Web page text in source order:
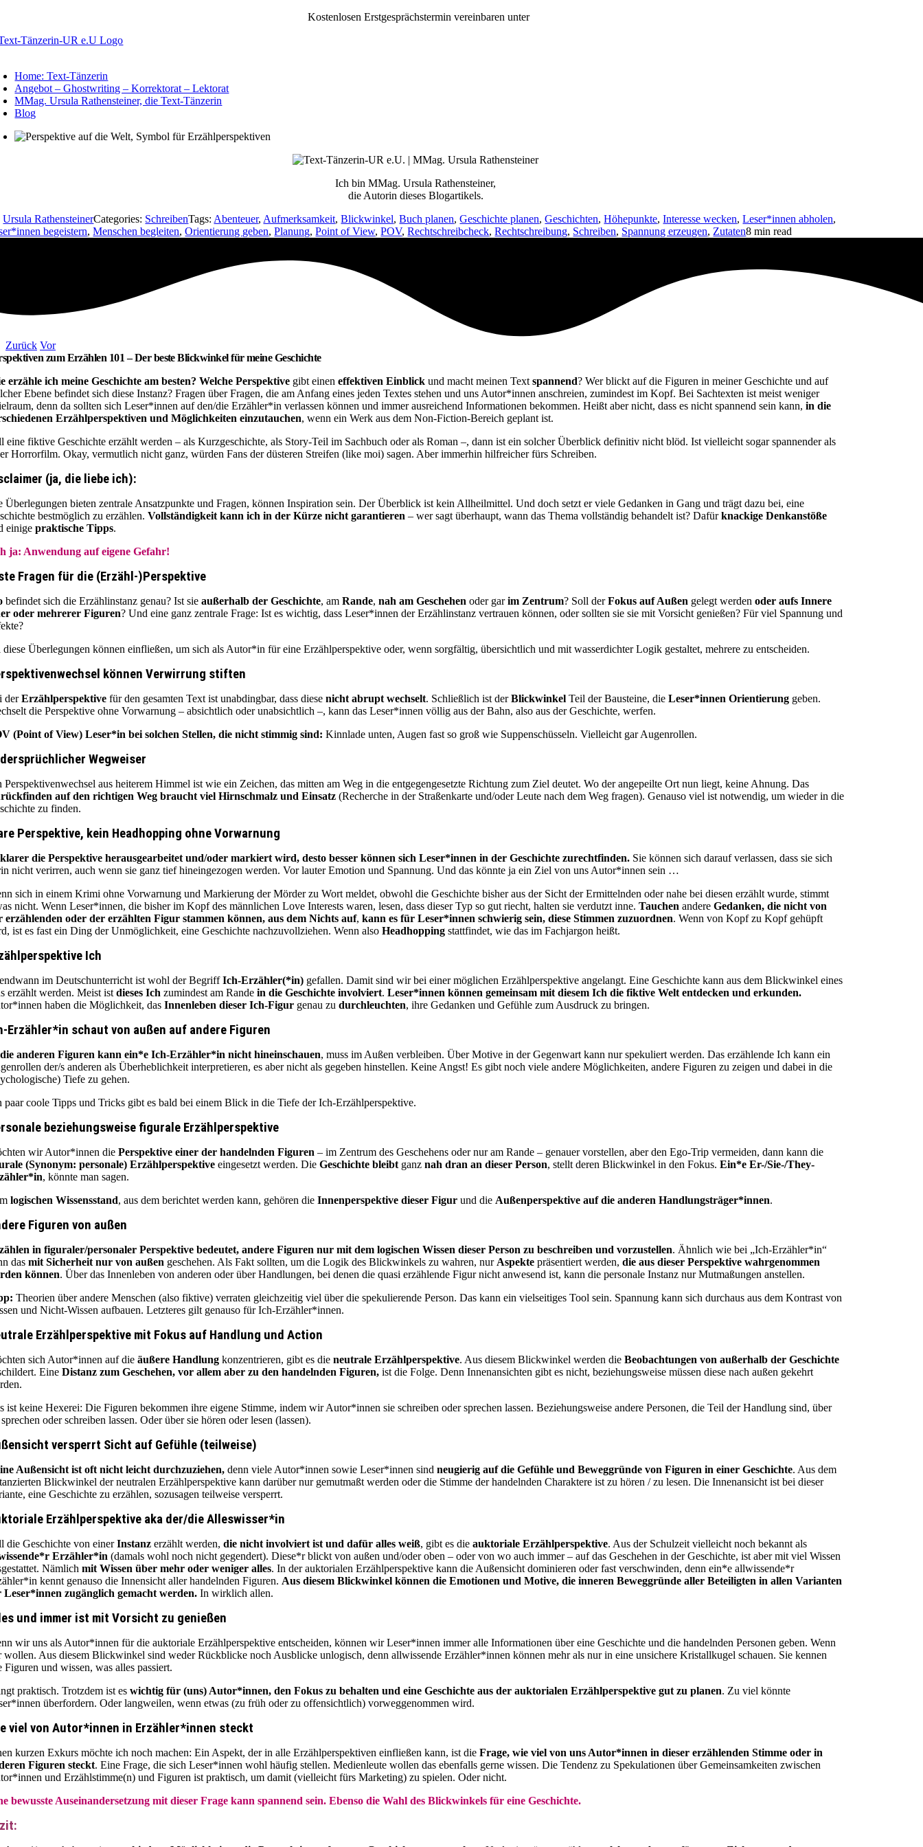
springen
Kostenlosen Erstgesprächstermin vereinbaren unter
Home: Text-Tänzerin
Angebot – Ghostwriting – Korrektorat – Lektorat
MMag. Ursula Rathensteiner, die Text-Tänzerin
Blog
Ich bin MMag. Ursula Rathensteiner,
die Autorin dieses Blogartikels.
Ursula RathensteinerCategories: SchreibenTags: Abenteuer, Aufmerksamkeit,Blickwinkel,Buch planen,Geschichte planen,Geschichten,Höhepunkte,Interesse wecken,Leser*innen abholen,
begeistern,Menschen begleiten,Orientierung geben,Planung,Point of View,POV,Rechtschreibcheck,Rechtschreibung, Schreiben, Spannung erzeugen, Zutaten8 min read
Zurück Vor
zum Erzählen 101 – Der beste Blickwinkel für meine Geschichte
erzähle ich meine Geschichte am besten? Welche Perspektive gibt eineneffektiven Einblick und macht meinen Textspannend? Wer blickt auf die Figuren in meiner Geschichte und auf
Ebene befindet sich diese Instanz? Fragen über Fragen, die am Anfang eines jeden Textes stehen und uns Autor*innen anschreien, zumindest im Kopf. Bei Sachtexten ist meist weniger
denn da sollten sich Leser*innen auf den/die Erzähler*in verlassen können und immer ausreichend Informationen bekommen. Heißt aber nicht, dass es nicht spannend sein kann,in die
Erzählperspektiven und Möglichkeiten einzutauchen, wenn ein Werk aus dem Non-Fiction-Bereich geplant ist.
eine fiktive Geschichte erzählt werden – als Kurzgeschichte, als Story-Teil im Sachbuch oder als Roman –, dann ist ein solcher Überblick definitiv nicht blöd. Ist vielleicht sogar spannender als
Horrorfilm. Okay, vermutlich nicht ganz, würden Fans der düsteren Streifen (like moi) sagen. Aber immerhin hilfreicher fürs Schreiben.
(ja, die liebe ich):
Überlegungen bieten zentrale Ansatzpunkte und Fragen, können Inspiration sein. Der Überblick ist kein Allheilmittel. Und doch setzt er viele Gedanken in Gang und trägt dazu bei, eine
bestmöglich zu erzählen.Vollständigkeit kann ich in der Kürze nicht garantieren – wer sagt überhaupt, wann das Thema vollständig behandelt ist? Dafürknackige Denkanstöße
einigepraktische Tipps.
ja: Anwendung auf eigene Gefahr!
Fragen für die (Erzähl-)Perspektive
befindet sich die Erzählinstanz genau? Ist sieaußerhalb der Geschichte, amRande,nah am Geschehen oder garim Zentrum? Soll derFokus auf Außen gelegt werdenoder aufs Innere
oder mehrerer Figuren? Und eine ganz zentrale Frage: Ist es wichtig, dass Leser*innen der Erzählinstanz vertrauen können, oder sollten sie sie mit Vorsicht genießen? Für viel Spannung und
Überlegungen können einfließen, um sich als Autor*in für eine Erzählperspektive oder, wenn sorgfältig, übersichtlich und mit wasserdichter Logik gestaltet, mehrere zu entscheiden.
können Verwirrung stiften
derErzählperspektive für den gesamten Text ist unabdingbar, dass diese nicht abrupt wechselt. Schließlich ist derBlickwinkel Teil der Bausteine, dieLeser*innen Orientierung geben.
die Perspektive ohne Vorwarnung – absichtlich oder unabsichtlich –, kann das Leser*innen völlig aus der Bahn, also aus der Geschichte, werfen.
(Point of View) Leser*in bei solchen Stellen, die nicht stimmig sind: Kinnlade unten, Augen fast so groß wie Suppenschüsseln. Vielleicht gar Augenrollen.
Wegweiser
Perspektivenwechsel aus heiterem Himmel ist wie ein Zeichen, das mitten am Weg in die entgegengesetzte Richtung zum Ziel deutet. Wo der angepeilte Ort nun liegt, keine Ahnung. Das
auf den richtigen Weg braucht viel Hirnschmalz und Einsatz (Recherche in der Straßenkarte und/oder Leute nach dem Weg fragen). Genauso viel ist notwendig, um wieder in die
zu finden.
Perspektive, kein Headhopping ohne Vorwarnung
die Perspektive herausgearbeitet und/oder markiert wird, desto besser können sich Leser*innen in der Geschichte zurechtfinden. Sie können sich darauf verlassen, dass sie sich
nicht verirren, auch wenn sie ganz tief hineingezogen werden. Vor lauter Emotion und Spannung. Und das könnte ja ein Ziel von uns Autor*innen sein …
sich in einem Krimi ohne Vorwarnung und Markierung der Mörder zu Wort meldet, obwohl die Geschichte bisher aus der Sicht der Ermittelnden oder nahe bei diesen erzählt wurde, stimmt
nicht. Wenn Leser*innen, die bisher im Kopf des männlichen Love Interests waren, lesen, dass dieser Typ so gut riecht, halten sie verdutzt inne.Tauchen andereGedanken, die nicht von
erzählenden oder der erzählten Figur stammen können, aus dem Nichts auf,kann es für Leser*innen schwierig sein, diese Stimmen zuzuordnen. Wenn von Kopf zu Kopf gehüpft
ist es fast ein Ding der Unmöglichkeit, eine Geschichte nachzuvollziehen. Wenn alsoHeadhopping stattfindet, wie das im Fachjargon heißt.
Ich
im Deutschunterricht ist wohl der BegriffIch-Erzähler(*in) gefallen. Damit sind wir bei einer möglichen Erzählperspektive angelangt. Eine Geschichte kann aus dem Blickwinkel eines
erzählt werden. Meist istdieses Ich zumindest am Randein die Geschichte involviert.Leser*innen können gemeinsam mit diesem Ich die fiktive Welt entdecken und erkunden.
haben die Möglichkeit, dasInnenleben dieser Ich-Figur genau zudurchleuchten, ihre Gedanken und Gefühle zum Ausdruck zu bringen.
Erzähler*in schaut von außen auf andere Figuren
anderen Figuren kann ein*e Ich-Erzähler*in nicht hineinschauen, muss im Außen verbleiben. Über Motive in der Gegenwart kann nur spekuliert werden. Das erzählende Ich kann ein
der/s anderen als Überheblichkeit interpretieren, es aber nicht als gegeben hinstellen. Keine Angst! Es gibt noch viele andere Möglichkeiten, andere Figuren zu zeigen und dabei in die
Tiefe zu gehen.
paar coole Tipps und Tricks gibt es bald bei einem Blick in die Tiefe der Ich-Erzählperspektive.
beziehungsweise figurale Erzählperspektive
wir Autor*innen diePerspektive einer der handelnden Figuren – im Zentrum des Geschehens oder nur am Rande – genauer vorstellen, aber den Ego-Trip vermeiden, dann kann die
(Synonym: personale) Erzählperspektive eingesetzt werden. Die Geschichte bleibt ganznah dran an dieser Person, stellt deren Blickwinkel in den Fokus.Ein*e Er-/Sie-/They-
, könnte man sagen.
logischen Wissensstand, aus dem berichtet werden kann, gehören dieInnenperspektive dieser Figur und die Außenperspektive auf die anderen Handlungsträger*innen.
Figuren von außen
in figuraler/personaler Perspektive bedeutet, andere Figuren nur mit dem logischen Wissen dieser Person zu beschreiben und vorzustellen. Ähnlich wie bei „Ich-Erzähler*in“
dasmit Sicherheit nur von außen geschehen. Als Fakt sollten, um die Logik des Blickwinkels zu wahren, nur Aspekte präsentiert werden,die aus dieser Perspektive wahrgenommen
können. Über das Innenleben von anderen oder über Handlungen, bei denen die quasi erzählende Figur nicht anwesend ist, kann die personale Instanz nur Mutmaßungen anstellen.
Theorien über andere Menschen (also fiktive) verraten gleichzeitig viel über die spekulierende Person. Das kann ein vielseitiges Tool sein. Spannung kann sich durchaus aus dem Kontrast von
und Nicht-Wissen aufbauen. Letzteres gilt genauso für Ich-Erzähler*innen.
Erzählperspektive mit Fokus auf Handlung und Action
sich Autor*innen auf dieäußere Handlung konzentrieren, gibt es dieneutrale Erzählperspektive. Aus diesem Blickwinkel werden dieBeobachtungen von außerhalb der Geschichte
EineDistanz zum Geschehen, vor allem aber zu den handelnden Figuren, ist die Folge. Denn Innenansichten gibt es nicht, beziehungsweise müssen diese nach außen gekehrt
ist keine Hexerei: Die Figuren bekommen ihre eigene Stimme, indem wir Autor*innen sie schreiben oder sprechen lassen. Beziehungsweise andere Personen, die Teil der Handlung sind, über
oder schreiben lassen. Oder über sie hören oder lesen (lassen).
versperrt Sicht auf Gefühle (teilweise)
Außensicht ist oft nicht leicht durchzuziehen, denn viele Autor*innen sowie Leser*innen sindneugierig auf die Gefühle und Beweggründe von Figuren in einer Geschichte. Aus dem
Blickwinkel der neutralen Erzählperspektive kann darüber nur gemutmaßt werden oder die Stimme der handelnden Charaktere ist zu hören / zu lesen. Die Innenansicht ist bei dieser
eine Geschichte zu erzählen, sozusagen teilweise versperrt.
Erzählperspektive aka der/die Alleswisser*in
die Geschichte von einerInstanz erzählt werden,die nicht involviert ist und dafür alles weiß, gibt es dieauktoriale Erzählperspektive. Aus der Schulzeit vielleicht noch bekannt als
Erzähler*in (damals wohl noch nicht gegendert). Diese*r blickt von außen und/oder oben – oder von wo auch immer – auf das Geschehen in der Geschichte, ist aber mit viel Wissen
Nämlichmit Wissen über mehr oder weniger alles. In der auktorialen Erzählperspektive kann die Außensicht dominieren oder fast verschwinden, denn ein*e allwissende*r
kennt genauso die Innensicht aller handelnden Figuren. Aus diesem Blickwinkel können die Emotionen und Motive, die inneren Beweggründe aller Beteiligten in allen Varianten
Leser*innen zugänglich gemacht werden. In wirklich allen.
und immer ist mit Vorsicht zu genießen
wir uns als Autor*innen für die auktoriale Erzählperspektive entscheiden, können wir Leser*innen immer alle Informationen über eine Geschichte und die handelnden Personen geben. Wenn
wollen. Aus diesem Blickwinkel sind weder Rückblicke noch Ausblicke unlogisch, denn allwissende Erzähler*innen können mehr als nur in eine unsichere Kristallkugel schauen. Sie kennen
Figuren und wissen, was alles passiert.
praktisch. Trotzdem ist eswichtig für (uns) Autor*innen, den Fokus zu behalten und eine Geschichte aus der auktorialen Erzählperspektive gut zu planen. Zu viel könnte
überfordern. Oder langweilen, wenn etwas (zu früh oder zu offensichtlich) vorweggenommen wird.
viel von Autor*innen in Erzähler*innen steckt
kurzen Exkurs möchte ich noch machen: Ein Aspekt, der in alle Erzählperspektiven einfließen kann, ist die Frage, wie viel von uns Autor*innen in dieser erzählenden Stimme oder in
Figuren steckt. Eine Frage, die sich Leser*innen wohl häufig stellen. Medienleute wollen das ebenfalls gerne wissen. Die Tendenz zu Spekulationen über Gemeinsamkeiten zwischen
und Erzählstimme(n) und Figuren ist praktisch, um damit (vielleicht fürs Marketing) zu spielen. Oder nicht.
bewusste Auseinandersetzung mit dieser Frage kann spannend sein. Ebenso die Wahl des Blickwinkels für eine Geschichte.